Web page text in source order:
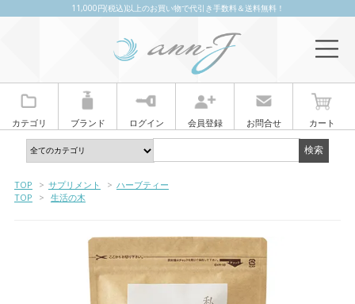
11,000円(税込)以上のお買い物で代引き手数料＆送料無料！
カテゴリ ブランド ログイン 会員登録 お問合せ カート
TOP > サプリメント > ハーブティー
TOP
> 生活の木